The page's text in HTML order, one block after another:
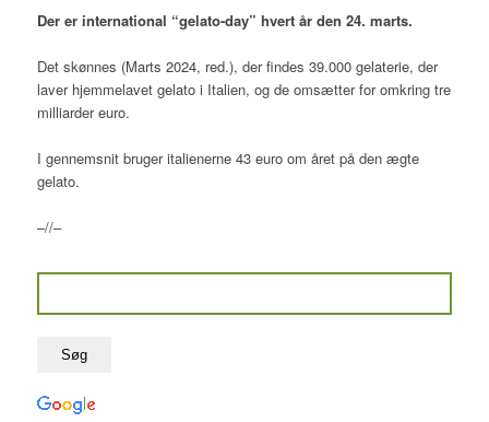
Der er international “gelato-day” hvert år den 24. marts.
Det skønnes (Marts 2024, red.), der findes 39.000 gelaterie, der
laver hjemmelavet gelato i Italien, og de omsætter for omkring tre
milliarder euro.
I gennemsnit bruger italienerne 43 euro om året på den ægte
gelato.
–//–